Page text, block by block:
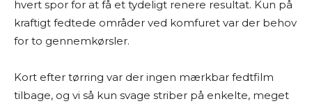
hvert spor for at få et tydeligt renere resultat. Kun på
kraftigt fedtede områder ved komfuret var der behov
for to gennemkørsler.
Kort efter tørring var der ingen mærkbar fedtfilm
tilbage, og vi så kun svage striber på enkelte, meget